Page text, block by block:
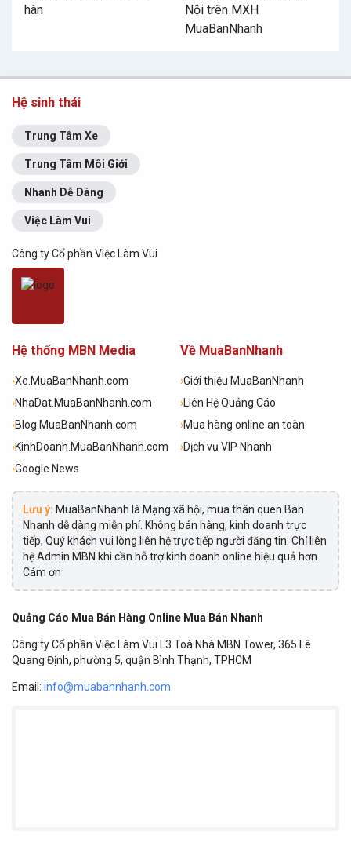
hàn
Nội trên MXH
MuaBanNhanh
Hệ sinh thái
Trung Tâm Xe
Trung Tâm Môi Giới
Nhanh Dễ Dàng
Việc Làm Vui
Công ty Cổ phần Việc Làm Vui
Hệ thống MBN Media
›Xe.MuaBanNhanh.com
›NhaDat.MuaBanNhanh.com
›Blog.MuaBanNhanh.com
›KinhDoanh.MuaBanNhanh.com
›Google News
Về MuaBanNhanh
›Giới thiệu MuaBanNhanh
›Liên Hệ Quảng Cáo
›Mua hàng online an toàn
›Dịch vụ VIP Nhanh
Lưu ý: MuaBanNhanh là Mạng xã hội, mua thân quen Bán
Nhanh dễ dàng miễn phí. Không bán hàng, kinh doanh trực
tiếp, Quý khách vui lòng liên hệ trực tiếp người đăng tin. Chỉ liên
hệ Admin MBN khi cần hỗ trợ kinh doanh online hiệu quả hơn.
Cám ơn
Quảng Cáo Mua Bán Hàng Online Mua Bán Nhanh
Công ty Cổ phần Việc Làm Vui L3 Toà Nhà MBN Tower, 365 Lê
Quang Định, phường 5, quận Bình Thạnh, TPHCM
Email: info@muabannhanh.com